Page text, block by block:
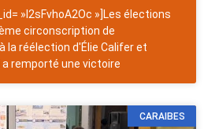
»l2sFvhoA2Oc »]Les élections
circonscription de
la réélection d'Élie Califer et
a remporté une victoire
CARAIBES